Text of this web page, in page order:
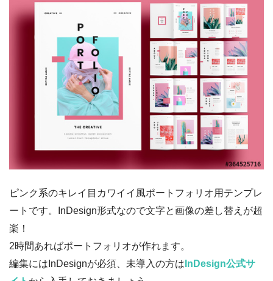
ピンク系のキレイ目カワイイ風ポートフォリオ用テンプレ
ートです。InDesign形式なので文字と画像の差し替えが超
楽！
2時間あればポートフォリオが作れます。
編集にはInDesignが必須、未導入の方は InDesign公式サ